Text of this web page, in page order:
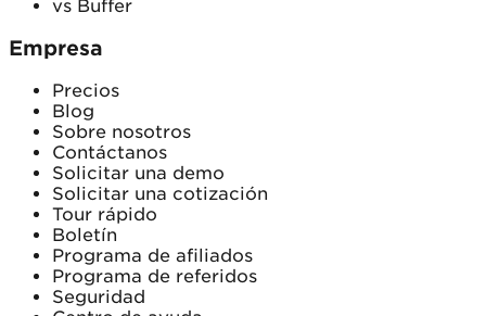
vs Buffer
Empresa
Precios
Blog
Sobre nosotros
Contáctanos
Solicitar una demo
Solicitar una cotización
Tour rápido
Boletín
Programa de afiliados
Programa de referidos
Seguridad